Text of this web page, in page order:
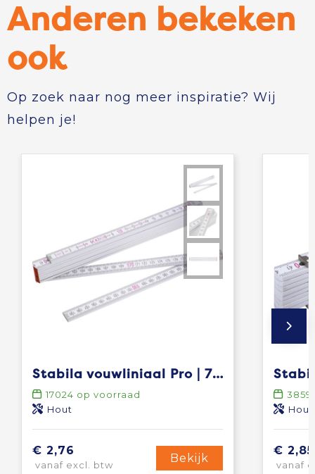
Anderen bekeken
ook
Op zoek naar nog meer inspiratie? Wij
helpen je!
Stabila vouwliniaal Pro | 700-serie
17024 op voorraad
Hout
€ 2,76
vanaf excl. btw
Bekijk
€ 2,85
vanaf